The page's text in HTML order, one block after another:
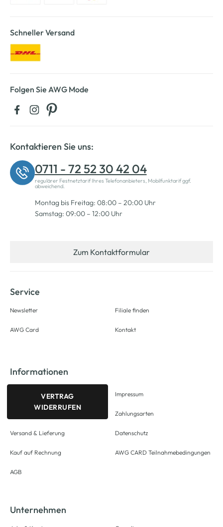
Schneller Versand
Folgen Sie AWG Mode
Kontaktieren Sie uns:
0711 - 72 52 30 42 04
regulärer Festnetztarif Ihres Telefonanbieters, Mobilfunktarif ggf.
abweichend.
Montag bis Freitag: 08:00 – 20:00 Uhr
Samstag: 09:00 – 12:00 Uhr
Zum Kontaktformular
Service
Newsletter
AWG Card
Filiale finden
Kontakt
Informationen
VERTRAG
WIDERRUFEN
Versand & Lieferung
Kauf auf Rechnung
AGB
Impressum
Zahlungsarten
Datenschutz
AWG CARD Teilnahmebedingungen
Unternehmen